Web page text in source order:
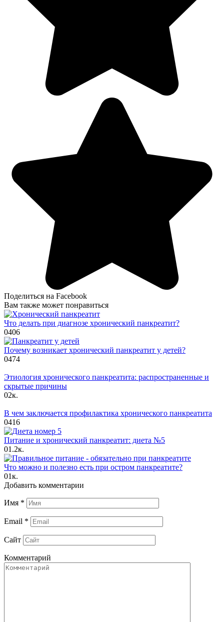
Поделиться на Facebook
Вам также может понравиться
Что делать при диагнозе хронический панкреатит?
0406
Почему возникает хронический панкреатит у детей?
0474
Этиология хронического панкреатита: распространенные и
скрытые причины
02к.
В чем заключается профилактика хронического панкреатита
0416
Питание и хронический панкреатит: диета №5
01.2к.
Что можно и полезно есть при остром панкреатите?
01к.
Добавить комментарии
Имя *
Email *
Сайт
Комментарий